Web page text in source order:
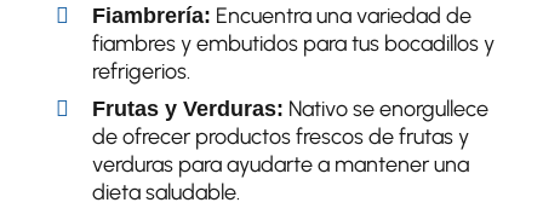
Fiambrería: Encuentra una variedad de
fiambres y embutidos para tus bocadillos y
refrigerios.
Frutas y Verduras: Nativo se enorgullece
de ofrecer productos frescos de frutas y
verduras para ayudarte a mantener una
dieta saludable.